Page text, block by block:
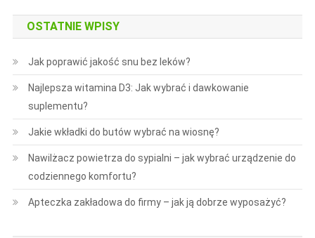
wpisach
OSTATNIE WPISY
Jak poprawić jakość snu bez leków?
Najlepsza witamina D3: Jak wybrać i dawkowanie
suplementu?
Jakie wkładki do butów wybrać na wiosnę?
Nawilżacz powietrza do sypialni – jak wybrać urządzenie do
codziennego komfortu?
Apteczka zakładowa do firmy – jak ją dobrze wyposażyć?